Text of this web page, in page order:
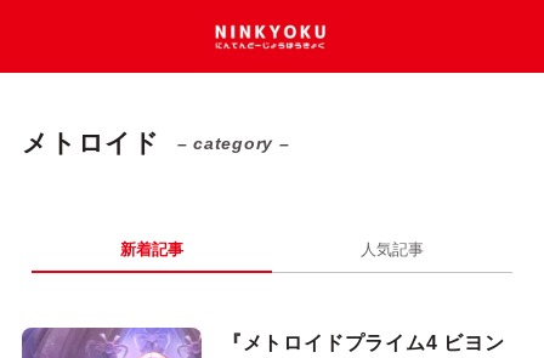
メトロイド – category –
新着記事 人気記事
『メトロイドプライム4 ビヨン